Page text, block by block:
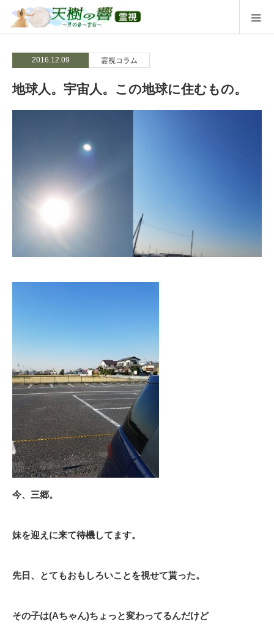
2016.12.09 霊視コラム
地球人。宇宙人。この地球に住むもの。
今、三郷。
妹を迎えに来て待機してます。
先日、とてもおもしろいことを視せて貰った。
その子は(Aちゃん)ちょっと変わってるんだけど